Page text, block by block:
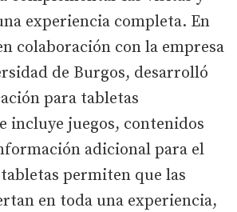
experiencia completa. En
colaboración con la empresa
de Burgos, desarrolló
para tabletas
incluye juegos, contenidos
adicional para el
permiten que las
en toda una experiencia,